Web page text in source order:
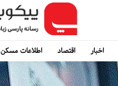
اخبار اقتصاد اطلاعات مسکن